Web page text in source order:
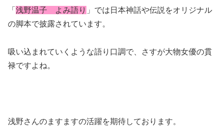
「 浅野温子 よみ語り 」では日本神話や伝説をオリジナル
の脚本で披露されています。
吸い込まれていくような語り口調で、さすが大物女優の貫
禄ですよね。
浅野さんのますますの活躍を期待しております。